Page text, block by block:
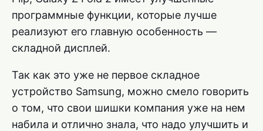
программные функции, которые лучше
реализуют его главную особенность —
складной дисплей.
Так как это уже не первое складное
устройство Samsung, можно смело говорить
о том, что свои шишки компания уже на нем
набила и отлично знала, что надо улучшить и